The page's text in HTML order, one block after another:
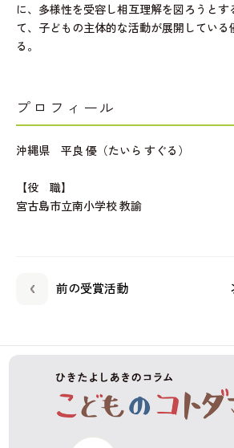
に、多様性を受容し相互理解を図ろうと
て、子どもの主体的な活動が展開している
る。
プロフィール
沖縄県 平良 優（たいら すぐる）
【役 職】
宮古島市立南小学校 教諭
前の受賞活動